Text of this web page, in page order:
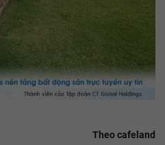
Theo cafeland